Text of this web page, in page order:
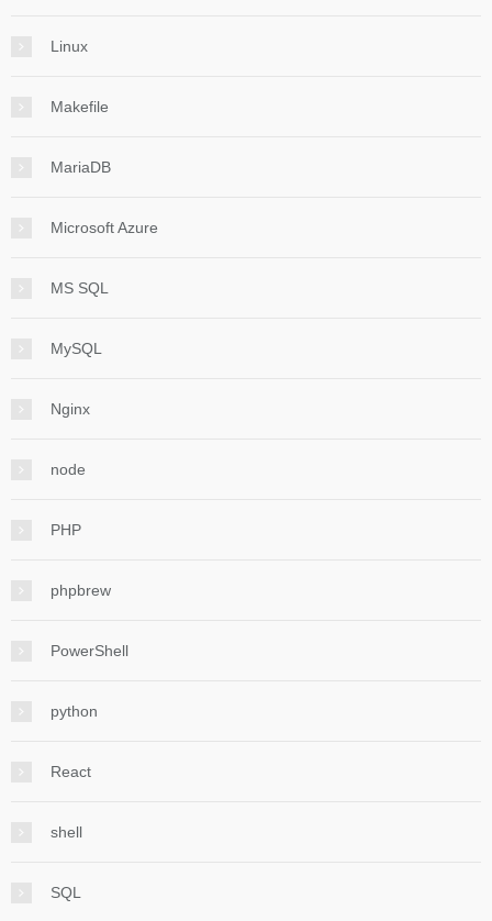
Linux
Makefile
MariaDB
Microsoft Azure
MS SQL
MySQL
Nginx
node
PHP
phpbrew
PowerShell
python
React
shell
SQL